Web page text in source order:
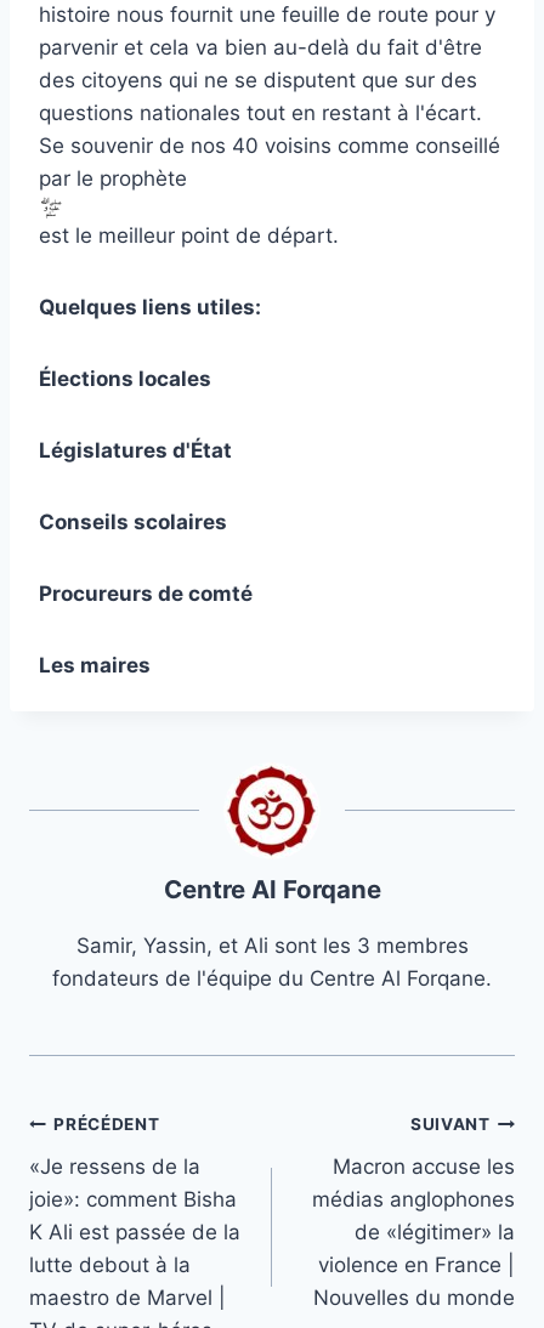
histoire nous fournit une feuille de route pour y
parvenir et cela va bien au-delà du fait d'être
des citoyens qui ne se disputent que sur des
questions nationales tout en restant à l'écart.
Se souvenir de nos 40 voisins comme conseillé
par le prophète
est le meilleur point de départ.
Quelques liens utiles:
Élections locales
Législatures d'État
Conseils scolaires
Procureurs de comté
Les maires
Centre Al Forqane
Samir, Yassin, et Ali sont les 3 membres
fondateurs de l'équipe du Centre Al Forqane.
Navigation
de
l’article
PRÉCÉDENT
«Je ressens de la
joie»: comment Bisha
K Ali est passée de la
lutte debout à la
maestro de Marvel |
SUIVANT
Macron accuse les
médias anglophones
de «légitimer» la
violence en France |
Nouvelles du monde